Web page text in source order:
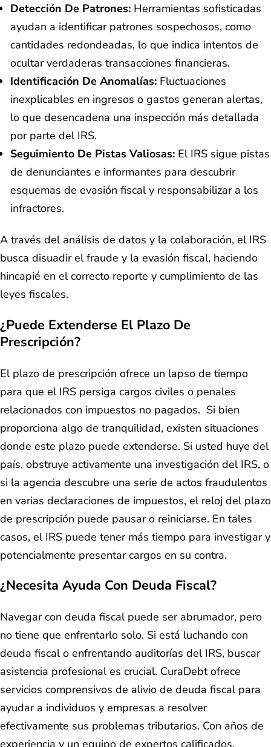
Detección De Patrones: Herramientas sofisticadas
ayudan a identificar patrones sospechosos, como
cantidades redondeadas, lo que indica intentos de
ocultar verdaderas transacciones financieras.
Identificación De Anomalías: Fluctuaciones
inexplicables en ingresos o gastos generan alertas,
lo que desencadena una inspección más detallada
por parte del IRS.
Seguimiento De Pistas Valiosas: El IRS sigue pistas
de denunciantes e informantes para descubrir
esquemas de evasión fiscal y responsabilizar a los
infractores.
A través del análisis de datos y la colaboración, el IRS
busca disuadir el fraude y la evasión fiscal, haciendo
hincapié en el correcto reporte y cumplimiento de las
leyes fiscales.
¿Puede Extenderse El Plazo De
Prescripción?
El plazo de prescripción ofrece un lapso de tiempo
para que el IRS persiga cargos civiles o penales
relacionados con impuestos no pagados. Si bien
proporciona algo de tranquilidad, existen situaciones
donde este plazo puede extenderse. Si usted huye del
país, obstruye activamente una investigación del IRS, o
si la agencia descubre una serie de actos fraudulentos
en varias declaraciones de impuestos, el reloj del plazo
de prescripción puede pausar o reiniciarse. En tales
casos, el IRS puede tener más tiempo para investigar y
potencialmente presentar cargos en su contra.
¿Necesita Ayuda Con Deuda Fiscal?
Navegar con deuda fiscal puede ser abrumador, pero
no tiene que enfrentarlo solo. Si está luchando con
deuda fiscal o enfrentando auditorías del IRS, buscar
asistencia profesional es crucial. CuraDebt ofrece
servicios comprensivos de alivio de deuda fiscal para
ayudar a individuos y empresas a resolver
efectivamente sus problemas tributarios. Con años de
experiencia y un equipo de expertos calificados,